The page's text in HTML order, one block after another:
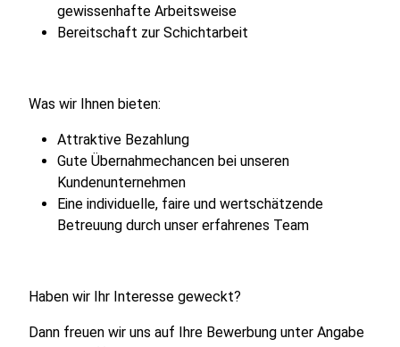
gewissenhafte Arbeitsweise
Bereitschaft zur Schichtarbeit
Was wir Ihnen bieten:
Attraktive Bezahlung
Gute Übernahmechancen bei unseren
Kundenunternehmen
Eine individuelle, faire und wertschätzende
Betreuung durch unser erfahrenes Team
Haben wir Ihr Interesse geweckt?
Dann freuen wir uns auf Ihre Bewerbung unter Angabe